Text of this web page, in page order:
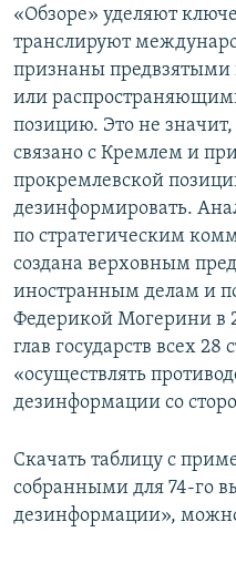
«Обзоре» уделяют
транслируют
признаны
или
позицию. Это не
связано с Кремлем и
прокремлевской
дезинформировать.
по стратегическим
создана верховным
иностранным делам и
Федерикой Могерини в
глав государств всех 28
«осуществлять
дезинформации со
Скачать таблицу с
собранными для 74-го
дезинформации»,